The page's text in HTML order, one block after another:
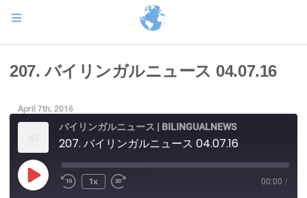
207. バイリンガルニュース 04.07.16
April 7th, 2016
バイリンガルニュース | BILINGUALNEWS
207. バイリンガルニュース 04.07.16
Play
Episode
1x 00:00 /